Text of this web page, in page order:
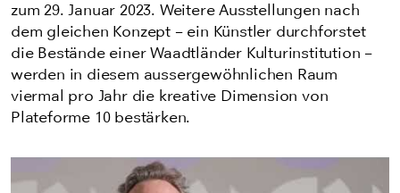
zum 29. Januar 2023. Weitere Ausstellungen nach
dem gleichen Konzept – ein Künstler durchforstet
die Bestände einer Waadtländer Kulturinstitution –
werden in diesem aussergewöhnlichen Raum
viermal pro Jahr die kreative Dimension von
Plateforme 10 bestärken.